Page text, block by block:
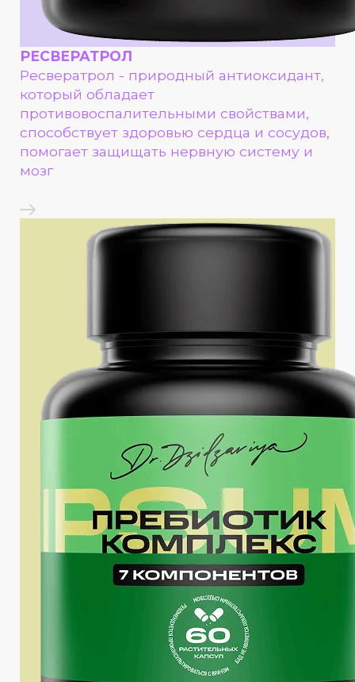
РЕСВЕРАТРОЛ
Ресвератрол - природный антиоксидант,
который обладает
противовоспалительными свойствами,
способствует здоровью сердца и сосудов,
помогает защищать нервную систему и
мозг